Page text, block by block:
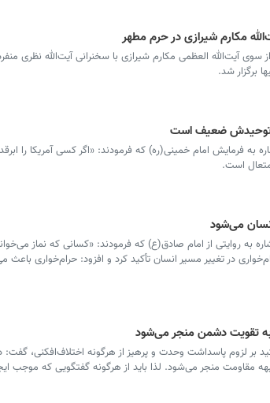
مکارم شیرازی در حرم مطهر
سوی آیت‌الله العظمی مکارم شیرازی با سخنرانی آیت‌الله نظری
برگزار شد.
توحیدش ضعیف است
به فرمایش امام خمینی(ره) که فرمودند: «اگر کسی آمریکا را
متعال است.
می‌شود
به روایتی از امام صادق(ع) که فرمودند: «کسانی که نماز
در تغییر مسیر انسان تأکید کرد و افزود: حرام‌خواری
تقویت دشمن منجر می‌شود
بر لزوم پاسداشت وحدت و پرهیز از هرگونه اختلاف‌افکنی، گفت:
منجر می‌شود. لذا باید از هرگونه گفتگویی که موجب